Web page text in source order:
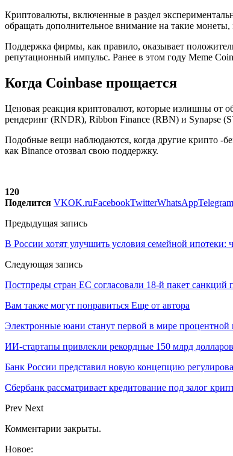
Криптовалюты, включенные в раздел
обращать дополнительное внимание на такие
Поддержка фирмы, как правило, оказывает
репутационный импульс. Ранее в этом году Meme
Когда Coinbase прощается
Ценовая реакция криптовалют, которые излишны от
рендеринг (RNDR), Ribbon Finance (RBN) и Synapse
Подобные вещи наблюдаются, когда другие крипто -
как Binance отозвал свою поддержку.
120
Поделится VKOK.ruFacebookTwitterWhatsAppTelegram
Предыдущая запись
В России хотят улучшить условия семейной ипотеки:
Следующая запись
Постпреды стран ЕС согласовали 18-й пакет санкций
Вам также могут понравиться Еще от автора
Электронные юани станут первой в мире
ИИ-стартапы привлекли рекордные 150 млрд долларов
Банк России представил новую концепцию
Сбербанк рассматривает кредитование под залог
Prev Next
Комментарии закрыты.
Новое: